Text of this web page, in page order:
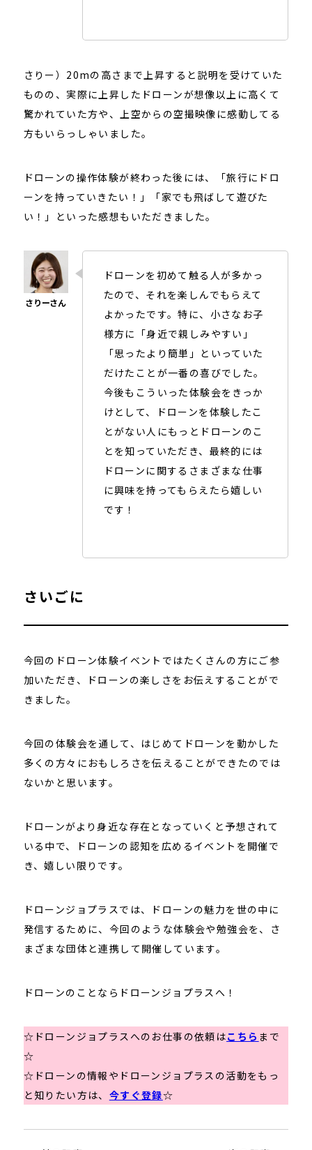
さりー）20mの高さまで上昇すると説明を受けていた
ものの、実際に上昇したドローンが想像以上に高くて
驚かれていた方や、上空からの空撮映像に感動してる
方もいらっしゃいました。
ドローンの操作体験が終わった後には、「旅行にドロ
ーンを持っていきたい！」「家でも飛ばして遊びた
い！」といった感想もいただきました。
ドローンを初めて触る人が多かっ
たので、それを楽しんでもらえて
よかったです。特に、小さなお子
様方に「身近で親しみやすい」
「思ったより簡単」といっていた
だけたことが一番の喜びでした。
今後もこういった体験会をきっか
けとして、ドローンを体験したこ
とがない人にもっとドローンのこ
とを知っていただき、最終的には
ドローンに関するさまざまな仕事
に興味を持ってもらえたら嬉しい
です！
さいごに
今回のドローン体験イベントではたくさんの方にご参
加いただき、ドローンの楽しさをお伝えすることがで
きました。
今回の体験会を通して、はじめてドローンを動かした
多くの方々におもしろさを伝えることができたのでは
ないかと思います。
ドローンがより身近な存在となっていくと予想されて
いる中で、ドローンの認知を広めるイベントを開催で
き、嬉しい限りです。
ドローンジョプラスでは、ドローンの魅力を世の中に
発信するために、今回のような体験会や勉強会を、さ
まざまな団体と連携して開催しています。
ドローンのことならドローンジョプラスへ！
☆ドローンジョプラスへのお仕事の依頼はこちら まで
☆
☆ドローンの情報やドローンジョプラスの活動をもっ
と知りたい方は、 今すぐ登録☆